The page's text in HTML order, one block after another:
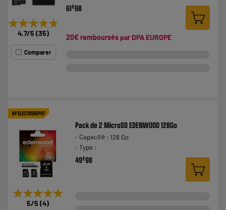
★★★★★
★★★★★
4.7/5 (35)
Comparer
61€98
20€ remboursés par DPA EUROPE
BY ELECTRODEPOT
★★★★★
★★★★★
5/5 (4)
Pack de 2 MicroSD EDENWOOD 128Go
Capacité : 128 Go
Type :
49€98